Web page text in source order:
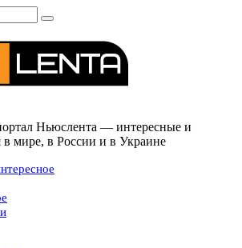
Ньюслента — интересные и
мире, в России и в Украине